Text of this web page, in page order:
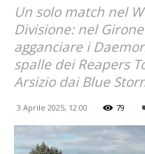
Un solo match nel
Divisione: nel
agganciare i
spalle dei Reapers
Arsizio dai Blue
3 Aprile 2025, 12:00 79